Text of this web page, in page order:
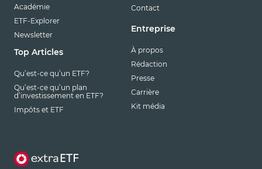
Académie
ETF-Explorer
Newsletter
Top Articles
Qu’est-ce qu’un ETF?
Qu’est-ce qu’un plan
d’investissement en ETF?
Impôts et ETF
Contact
Entreprise
À propos
Rédaction
Presse
Carrière
Kit média